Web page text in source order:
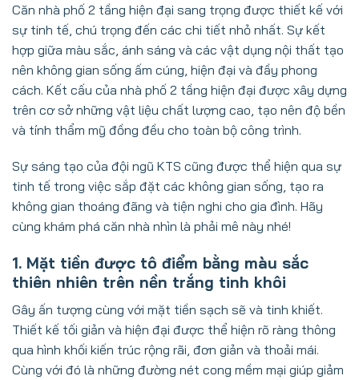
Căn nhà phố 2 tầng hiện đại sang trọng được thiết kế với
sự tinh tế, chú trọng đến các chi tiết nhỏ nhất. Sự kết
hợp giữa màu sắc, ánh sáng và các vật dụng nội thất tạo
nên không gian sống ấm cúng, hiện đại và đầy phong
cách. Kết cấu của nhà phố 2 tầng hiện đại được xây dựng
trên cơ sở những vật liệu chất lượng cao, tạo nên độ bền
và tính thẩm mỹ đồng đều cho toàn bộ công trình.
Sự sáng tạo của đội ngũ KTS cũng được thể hiện qua sự
tinh tế trong việc sắp đặt các không gian sống, tạo ra
không gian thoáng đãng và tiện nghi cho gia đình. Hãy
cùng khám phá căn nhà nhìn là phải mê này nhé!
1. Mặt tiền được tô điểm bằng màu sắc
thiên nhiên trên nền trắng tinh khôi
Gây ấn tượng cùng với mặt tiền sạch sẽ và tinh khiết.
Thiết kế tối giản và hiện đại được thể hiện rõ ràng thông
qua hình khối kiến trúc rộng rãi, đơn giản và thoải mái.
Cùng với đó là những đường nét cong mềm mại giúp giảm